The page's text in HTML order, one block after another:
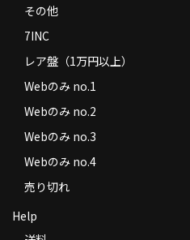
その他
7INC
レア盤（1万円以上）
Webのみ no.1
Webのみ no.2
Webのみ no.3
Webのみ no.4
売り切れ
Help